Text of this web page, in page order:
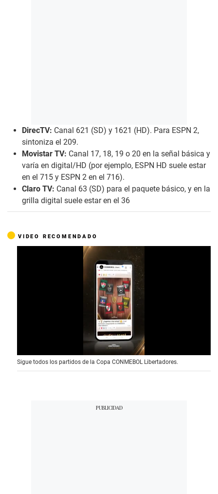
DirecTV: Canal 621 (SD) y 1621 (HD). Para ESPN 2,
sintoniza el 209.
Movistar TV: Canal 17, 18, 19 o 20 en la señal básica y
varía en digital/HD (por ejemplo, ESPN HD suele estar
en el 715 y ESPN 2 en el 716).
Claro TV: Canal 63 (SD) para el paquete básico, y en la
grilla digital suele estar en el 36
VIDEO RECOMENDADO
0
o
f
Sigue todos los partidos de la Copa CONMEBOL Libertadores.